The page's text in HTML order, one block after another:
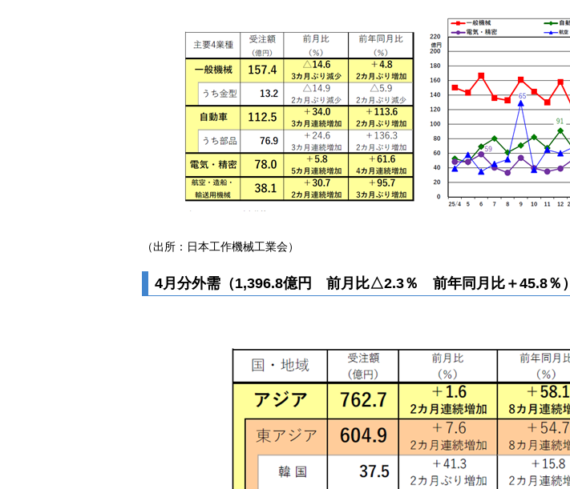
（出所：日本工作機械工業会）
4月分外需（1,396.8億円 前月比△2.3％ 前年同月比＋45.8％）